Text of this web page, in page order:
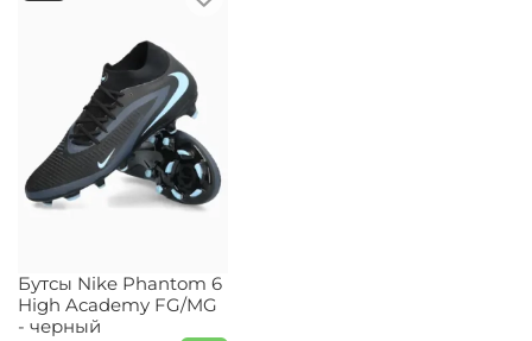
Бутсы Nike Phantom 6
High Academy FG/MG
- черный